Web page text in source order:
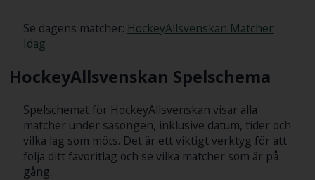
Se dagens matcher: HockeyAllsvenskan Matcher
Idag
HockeyAllsvenskan Spelschema
Spelschemat för HockeyAllsvenskan visar alla
matcher under säsongen, inklusive datum, tider och
vilka lag som möts. Det är ett viktigt verktyg för att
följa ditt favoritlag och se vilka matcher som är på
gång.